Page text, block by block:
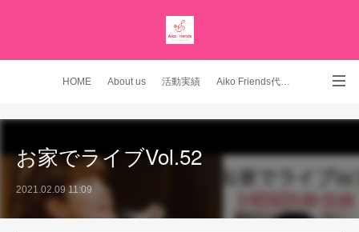
HOME About us 活動実績 Aiko Friends代表 YouTubeチャンネル
Instagram
お家でライブVol.52
2021.02.09 11:09